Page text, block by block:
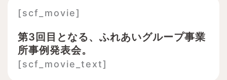
[scf_movie]
第3回目となる、ふれあいグループ事業
所事例発表会。
[scf_movie_text]